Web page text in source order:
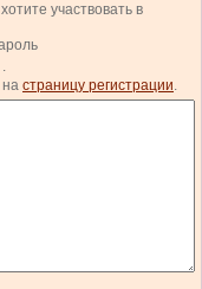
участвовать в
.
на страницу регистрации.